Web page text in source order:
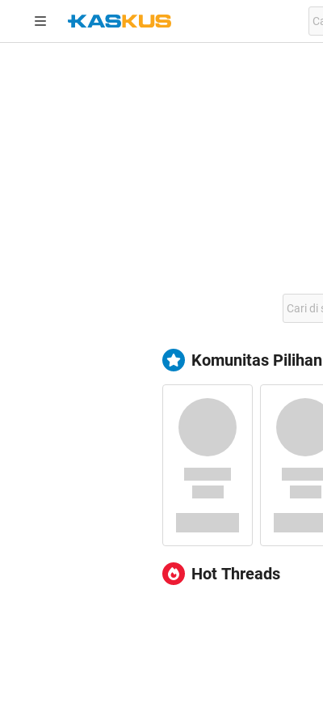
Komunitas Pilihan
Hot Threads